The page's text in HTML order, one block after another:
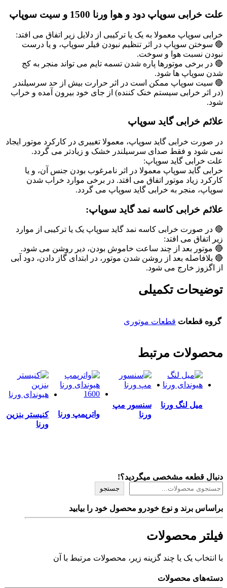
علت خرابی سوپاپ دود و هوا ورنا 1500 و سیت سوپاپ
خرابی سوپاپ معمولا به یک یا ترکیبی از دلایل زیر اتفاق می افتد:
🔴 سوختن سوپاپ در اثر تنظیم نبودن فیلر سوپاپ، و یا درست
نبودن نسبت هوا و سوخت.
🔴 در برخی موتورها پاره شدن تسمه تایم می تواند منجر به کج
شدن سوپاپ ها شود.
🔴 سیت سوپاپ ممکن است در اثر حرارت بیش از حد سرسیلندر
(در اثر خرابی سیستم خنک کننده) از جای خود بیرون آمده و خراب
شود.
علائم خرابی گاید سوپاپ
در صورت خرابی گاید سوپاپ، معمولا تغییری در کارکرد موتور ایجاد
نمی شود و فقط صدای سرسیلندر خشک و زیادتر می گردد.
علت خرابی گاید سوپاپ:
خرابی گاید سوپاپ معمولا در اثر نامرغوب بودن جنس آن، و یا
کارکرد زیاد موتور اتفاق می افتد. در برخی موارد خراب شدن
سوپاپ، منجر به خرابی گاید سوپاپ می گردد.
علائم خرابی کاسه نمد گاید سوپاپ:
🔴 در صورت خرابی کاسه نمد گاید سوپاپ یک یا ترکیبی از موارد
زیر اتفاق می افتد:
🔴 موتور بعد از چند ساعت خاموش بودن، دیر روشن می شود.
🔴 بلافاصله بعد از روشن شدن موتور، در ابتدای گاز دادن، دود آبی
از اگزوز خارج می شود.
توضیحات تکمیلی
گروه قطعات قطعات موتوری
محصولات مرتبط
میل لنگ ورنا
سنسور مپ
ورنا
واترپمپ ورنا
کنیستر بنزین
ورنا
دنبال قطعه مشخصی میگردید؟!
جستجو
براساس برند و نوع خودرو محصول خود را بیابید
فیلتر محصولات
با انتخاب یک یا چند گزینه زیر، محصولات مرتبط با آن
دسته‌های محصولات